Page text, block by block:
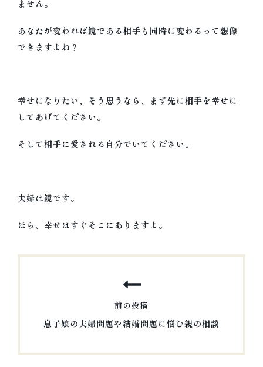
ません。
あなたが変われば鏡である相手も同時に変わるって想像
できますよね？
幸せになりたい、そう思うなら、まず先に相手を幸せに
してあげてください。
そして相手に愛される自分でいてください。
夫婦は鏡です。
ほら、幸せはすぐそこにありますよ。
ー
前の投稿
息子娘の夫婦問題や結婚問題に悩む親の相談
の